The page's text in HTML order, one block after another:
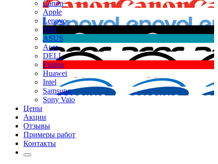
Canon
Apple
Lenovo
MSI
ASUS
Acer
DELL
Fujitsu
Huawei
Intel
Samsung
Sony Vaio
Цены
Акции
Отзывы
Примеры работ
Контакты